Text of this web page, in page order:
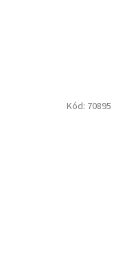
Kód: 70895